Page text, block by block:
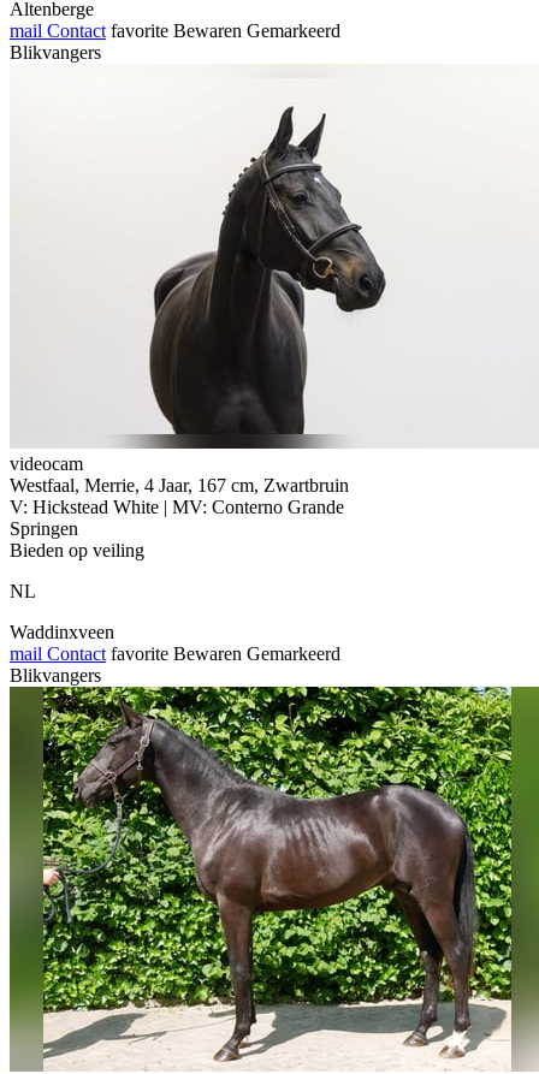
Altenberge
mail Contact favorite Bewaren Gemarkeerd
Blikvangers
videocam
Westfaal, Merrie, 4 Jaar, 167 cm, Zwartbruin
V: Hickstead White | MV: Conterno Grande
Springen
Bieden op veiling
NL
Waddinxveen
mail Contact favorite Bewaren Gemarkeerd
Blikvangers